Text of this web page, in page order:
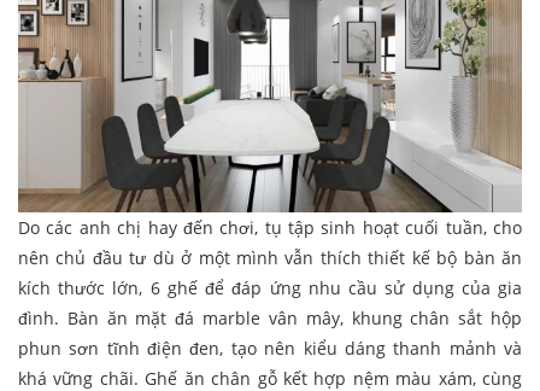
Do các anh chị hay đến chơi, tụ tập sinh hoạt cuối tuần, cho
nên chủ đầu tư dù ở một mình vẫn thích thiết kế bộ bàn ăn
kích thước lớn, 6 ghế để đáp ứng nhu cầu sử dụng của gia
đình. Bàn ăn mặt đá marble vân mây, khung chân sắt hộp
phun sơn tĩnh điện đen, tạo nên kiểu dáng thanh mảnh và
khá vững chãi. Ghế ăn chân gỗ kết hợp nệm màu xám, cùng